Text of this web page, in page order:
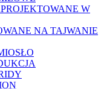
W
NA TAJWANIE